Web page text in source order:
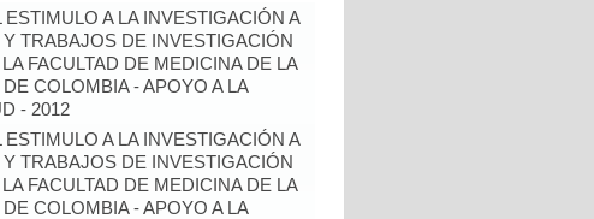
A LA INVESTIGACIÓN A
TRABAJOS DE INVESTIGACIÓN
FACULTAD DE MEDICINA DE LA
COLOMBIA - APOYO A LA
- 2012
A LA INVESTIGACIÓN A
TRABAJOS DE INVESTIGACIÓN
FACULTAD DE MEDICINA DE LA
COLOMBIA - APOYO A LA